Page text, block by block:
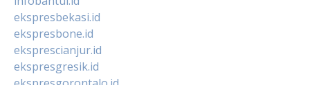
ekspresbekasi.id
ekspresbone.id
eksprescianjur.id
ekspresgresik.id